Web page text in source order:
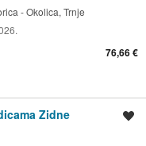
- Okolica, Trnje
76,66 €
Zidne